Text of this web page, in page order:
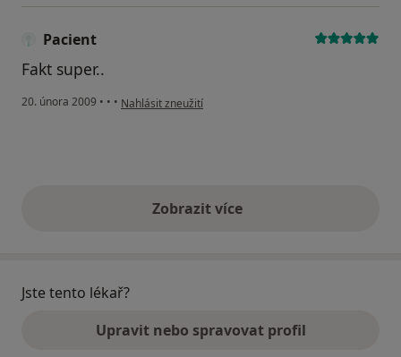
Pacient
Fakt super..
20. února 2009 • • • podle názoru uživatele Pacient
Nahlásit zneužití
Zobrazit vícevýše uvedené názory
Jste tento lékař?
Upravit nebo spravovat profil